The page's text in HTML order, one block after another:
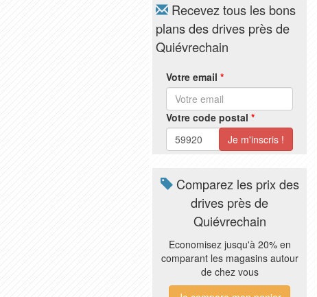
Recevez tous les bons
plans des drives près de
Quiévrechain
Votre email *
Votre code postal *
Comparez les prix des
drives près de
Quiévrechain
Economisez jusqu'à 20% en
comparant les magasins autour
de chez vous